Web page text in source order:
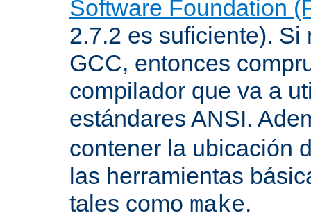
Software Foundation
2.7.2 es suficiente).
GCC, entonces
compilador que va a
estándares ANSI.
contener la ubicación
las herramientas
tales como make.